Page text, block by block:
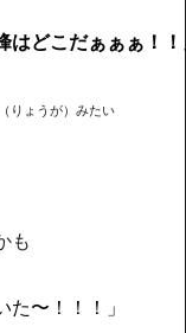
はどこだぁぁぁ！
りょうが）みたい
も
た〜！！！」